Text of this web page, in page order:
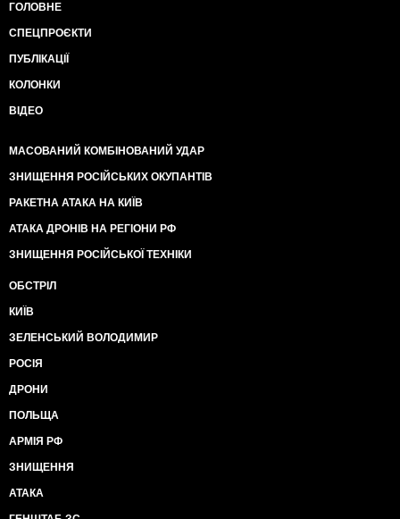
ГОЛОВНЕ
СПЕЦПРОЄКТИ
ПУБЛІКАЦІЇ
КОЛОНКИ
ВІДЕО
МАСОВАНИЙ КОМБІНОВАНИЙ УДАР
ЗНИЩЕННЯ РОСІЙСЬКИХ ОКУПАНТІВ
РАКЕТНА АТАКА НА КИЇВ
АТАКА ДРОНІВ НА РЕГІОНИ РФ
ЗНИЩЕННЯ РОСІЙСЬКОЇ ТЕХНІКИ
ОБСТРІЛ
КИЇВ
ЗЕЛЕНСЬКИЙ ВОЛОДИМИР
РОСІЯ
ДРОНИ
ПОЛЬЩА
АРМІЯ РФ
ЗНИЩЕННЯ
АТАКА